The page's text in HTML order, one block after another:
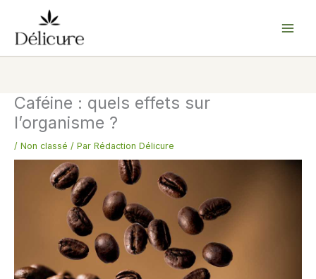
contenu
Caféine : quels effets sur
l’organisme ?
/ Non classé / Par Rédaction Délicure